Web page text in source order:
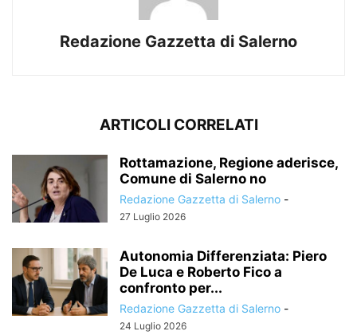
Redazione Gazzetta di Salerno
ARTICOLI CORRELATI
Rottamazione, Regione aderisce,
Comune di Salerno no
Redazione Gazzetta di Salerno -
27 Luglio 2026
Autonomia Differenziata: Piero
De Luca e Roberto Fico a
confronto per...
Redazione Gazzetta di Salerno -
24 Luglio 2026